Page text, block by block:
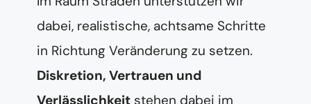
dabei, realistische, achtsame Schritte
in Richtung Veränderung zu setzen.
Diskretion, Vertrauen und
Verlässlichkeit stehen dabei im